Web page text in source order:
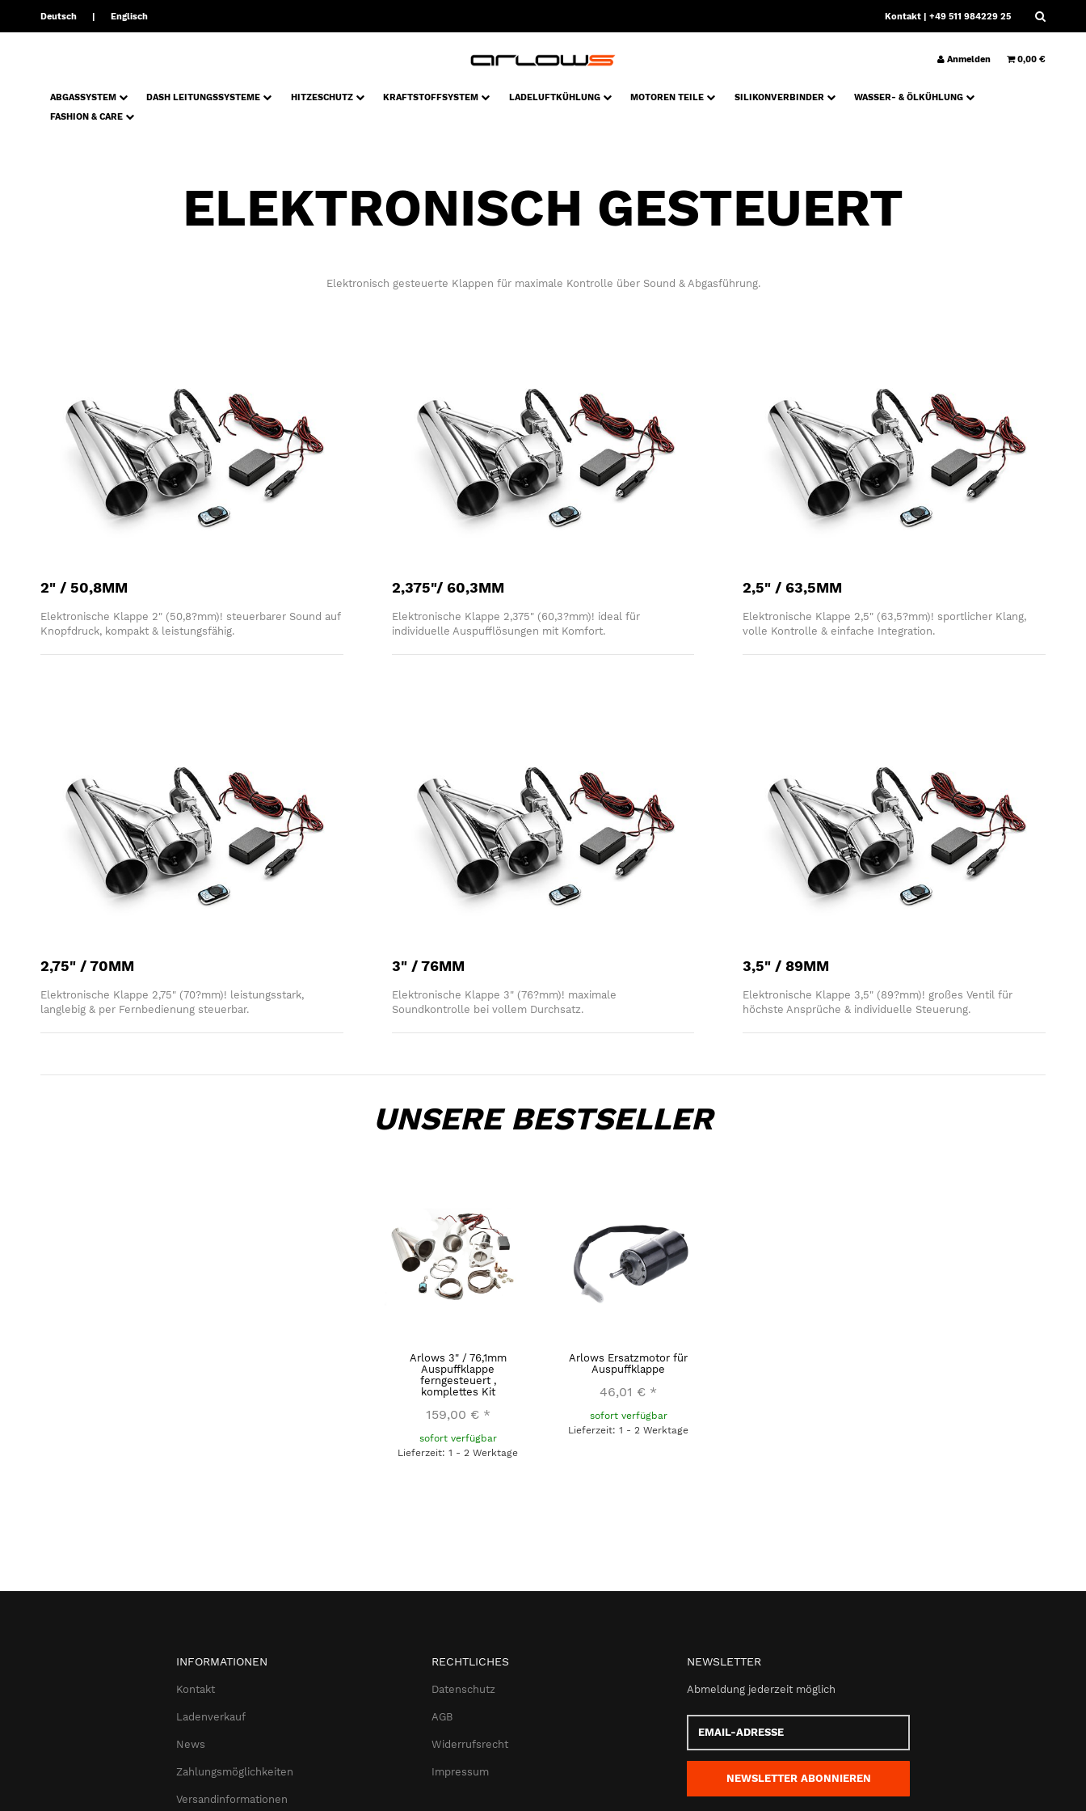
Deutsch Englisch Kontakt | +49 511 984229 25
Anmelden 0,00 €
ABGASSYSTEM DASH LEITUNGSSYSTEME HITZESCHUTZ KRAFTSTOFFSYSTEM LADELUFTKÜHLUNG MOTOREN TEILE SILIKONVERBINDER
WASSER- & ÖLKÜHLUNG
FASHION & CARE
ELEKTRONISCH GESTEUERT
Elektronisch gesteuerte Klappen für maximale Kontrolle über Sound & Abgasführung.
2" / 50,8MM
Elektronische Klappe 2" (50,8?mm)! steuerbarer Sound auf
Knopfdruck, kompakt & leistungsfähig.
2,375"/ 60,3MM
Elektronische Klappe 2,375" (60,3?mm)! ideal für
individuelle Auspufflösungen mit Komfort.
2,5" / 63,5MM
Elektronische Klappe 2,5" (63,5?mm)! sportlicher Klang,
volle Kontrolle & einfache Integration.
2,75" / 70MM
Elektronische Klappe 2,75" (70?mm)! leistungsstark,
langlebig & per Fernbedienung steuerbar.
3" / 76MM
Elektronische Klappe 3" (76?mm)! maximale
Soundkontrolle bei vollem Durchsatz.
3,5" / 89MM
Elektronische Klappe 3,5" (89?mm)! großes Ventil für
höchste Ansprüche & individuelle Steuerung.
UNSERE BESTSELLER
Arlows 3" / 76,1mm
Auspuffklappe
ferngesteuert ,
komplettes Kit
159,00 € *
sofort verfügbar
Lieferzeit: 1 - 2 Werktage
Arlows Ersatzmotor für
Auspuffklappe
46,01 € *
sofort verfügbar
Lieferzeit: 1 - 2 Werktage
INFORMATIONEN
Kontakt
Ladenverkauf
News
Zahlungsmöglichkeiten
Versandinformationen
RECHTLICHES
Datenschutz
AGB
Widerrufsrecht
Impressum
NEWSLETTER
Abmeldung jederzeit möglich
Email-
Adresse
NEWSLETTER ABONNIEREN